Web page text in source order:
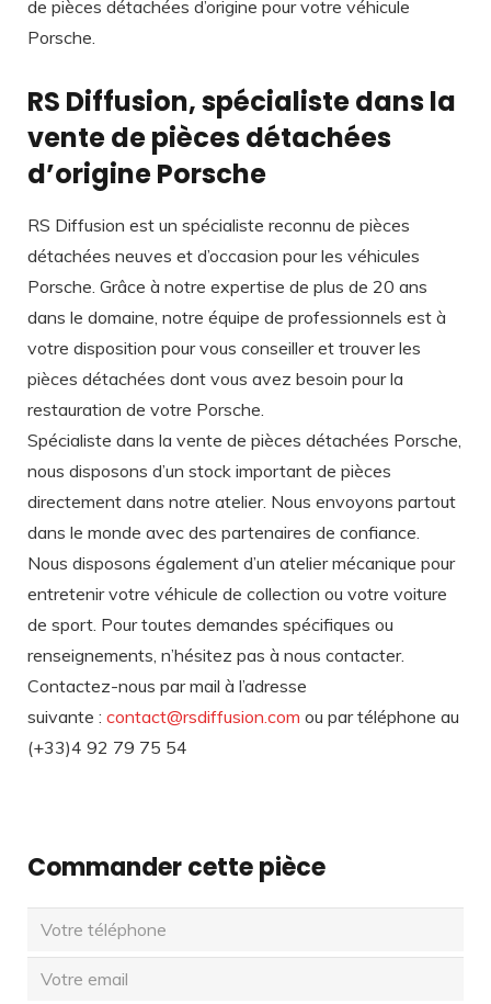
de pièces détachées d’origine pour votre véhicule
Porsche.
RS Diffusion, spécialiste dans la
vente de pièces détachées
d’origine Porsche
RS Diffusion est un spécialiste reconnu de pièces
détachées neuves et d’occasion pour les véhicules
Porsche. Grâce à notre expertise de plus de 20 ans
dans le domaine, notre équipe de professionnels est à
votre disposition pour vous conseiller et trouver les
pièces détachées dont vous avez besoin pour la
restauration de votre Porsche.
Spécialiste dans la vente de pièces détachées Porsche,
nous disposons d’un stock important de pièces
directement dans notre atelier. Nous envoyons partout
dans le monde avec des partenaires de confiance.
Nous disposons également d’un atelier mécanique pour
entretenir votre véhicule de collection ou votre voiture
de sport. Pour toutes demandes spécifiques ou
renseignements, n’hésitez pas à nous contacter.
Contactez-nous par mail à l’adresse
suivante : contact@rsdiffusion.com ou par téléphone au
(+33)4 92 79 75 54
Commander cette pièce